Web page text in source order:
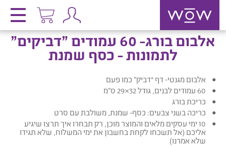
אלבום בורג- 60 עמודים "דביקים"
לתמונות - כסף שמנת
אלבום מגנטי- דף “דביק” כמו פעם
60 עמודים לבנים, גודל 32×29 ס”מ
כריכת בורג
כריכה בשני צבעים: כסף- שמנת, משולבת עם סרט
10 ימי עסקים מלאים והמוצר מוכן, רק תבחרו איך תרצו שיגיע
אליכם (אל תשכחו לקחת בחשבון את ימי המשלוח, שלא תגידו
שלא אמרנו)